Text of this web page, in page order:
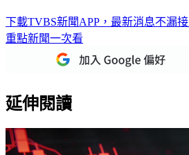
下載TVBS新聞APP，最新消息不漏接
重點新聞一次看
延伸閱讀